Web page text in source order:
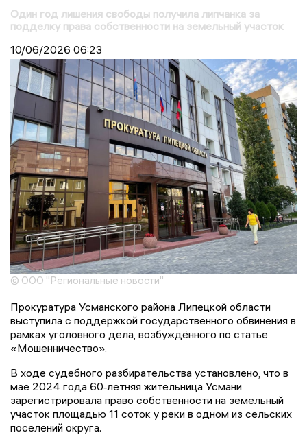
Один год лишения свободы получила липчанка за
подделку права собственности на земельный участок
10/06/2026 06:23
© ООО "Региональные новости"
Прокуратура Усманского района Липецкой области
выступила с поддержкой государственного обвинения в
рамках уголовного дела, возбуждённого по статье
«Мошенничество».
В ходе судебного разбирательства установлено, что в
мае 2024 года 60‑летняя жительница Усмани
зарегистрировала право собственности на земельный
участок площадью 11 соток у реки в одном из сельских
поселений округа.